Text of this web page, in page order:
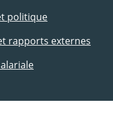
politique
rapports externes